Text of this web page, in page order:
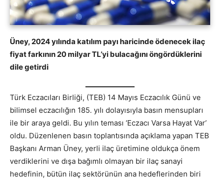
Üney, 2024 yılında katılım payı haricinde ödenecek ilaç
fiyat farkının 20 milyar TL’yi bulacağını öngördüklerini
dile getirdi
Türk Eczacıları Birliği, (TEB) 14 Mayıs Eczacılık Günü ve
bilimsel eczacılığın 185. yılı dolayısıyla basın mensupları
ile bir araya geldi. Bu yılın teması ‘Eczacı Varsa Hayat Var’
oldu. Düzenlenen basın toplantısında açıklama yapan TEB
Başkanı Arman Üney, yerli ilaç üretimine oldukça önem
verdiklerini ve dışa bağımlı olmayan bir ilaç sanayi
hedefinin, bütün ilaç sektörünün ana hedeflerinden biri